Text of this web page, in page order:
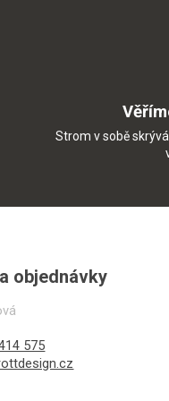
Strom v sobě
objednávky
575